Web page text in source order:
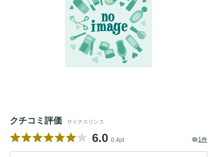
クチコミ評価 サイナスリンス
6.0 0.4pt 1件